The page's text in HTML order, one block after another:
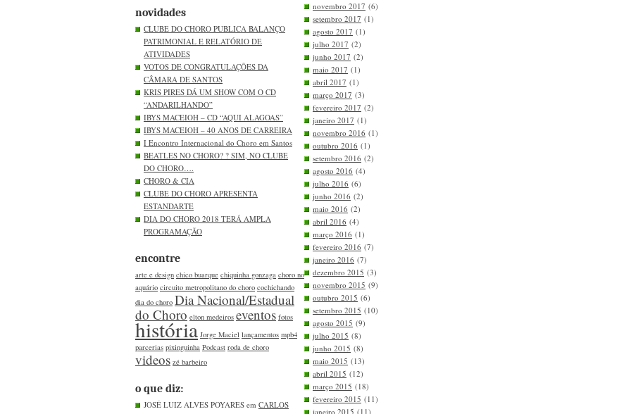
novidades
CLUBE DO CHORO PUBLICA BALANÇO
PATRIMONIAL E RELATÓRIO DE
ATIVIDADES
VOTOS DE CONGRATULAÇÕES DA
CÂMARA DE SANTOS
KRIS PIRES DÁ UM SHOW COM O CD
“ANDARILHANDO”
IBYS MACEIOH – CD “AQUI ALAGOAS”
IBYS MACEIOH – 40 ANOS DE CARREIRA
I Encontro Internacional do Choro em Santos
BEATLES NO CHORO? ? SIM, NO CLUBE
DO CHORO….
CHORO & CIA
CLUBE DO CHORO APRESENTA
ESTANDARTE
DIA DO CHORO 2018 TERÁ AMPLA
PROGRAMAÇÃO
encontre
arte e design chico buarque chiquinha gonzaga choro no
aquário circuito metropolitano do choro cochichando
dia do choro Dia Nacional/Estadual
do Choro elton medeiros eventos fotos
história Jorge Maciel lançamentos mpb4
parcerias pixinguinha Podcast roda de choro
videos zé barbeiro
o que diz:
JOSÉ LUIZ ALVES POYARES em CARLOS
novembro 2017 (6)
setembro 2017 (1)
agosto 2017 (1)
julho 2017 (2)
junho 2017 (2)
maio 2017 (1)
abril 2017 (1)
março 2017 (3)
fevereiro 2017 (2)
janeiro 2017 (1)
novembro 2016 (1)
outubro 2016 (1)
setembro 2016 (2)
agosto 2016 (4)
julho 2016 (6)
junho 2016 (2)
maio 2016 (2)
abril 2016 (4)
março 2016 (1)
fevereiro 2016 (7)
janeiro 2016 (7)
dezembro 2015 (3)
novembro 2015 (9)
outubro 2015 (6)
setembro 2015 (10)
agosto 2015 (9)
julho 2015 (8)
junho 2015 (8)
maio 2015 (13)
abril 2015 (12)
março 2015 (18)
fevereiro 2015 (11)
janeiro 2015 (11)